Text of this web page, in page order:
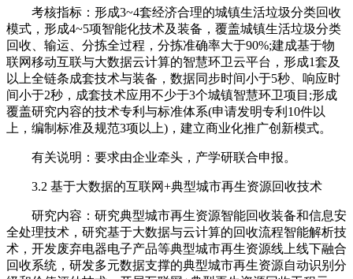
考核指标：形成3~4套经济合理的城镇生活垃圾分类回收
模式，形成4~5项智能化技术及装备，覆盖城镇生活垃圾分类
回收、输运、分拣全过程，分拣准确率大于90%;建成基于物
联网移动互联与大数据云计算的智慧环卫云平台，形成1套及
以上全链条成套技术与装备，数据同步时间小于5秒、响应时
间小于2秒，成套技术应用不少于3个城镇智慧环卫项目;形成
覆盖研究内容的技术专利与标准体系(申请发明专利10件以
上，编制标准及规范3项以上)，建立商业化推广创新模式。
有关说明：要求由企业牵头，产学研联合申报。
3.2 基于大数据的互联网+典型城市再生资源回收技术
研究内容：研究典型城市再生资源智能回收装备和信息安
全处理技术，研究基于大数据与云计算的回收流程智能解析技
术，开发废弃电器电子产品等典型城市再生资源线上线下融合
回收系统，研发多元数据支撑的典型城市再生资源自动识别分